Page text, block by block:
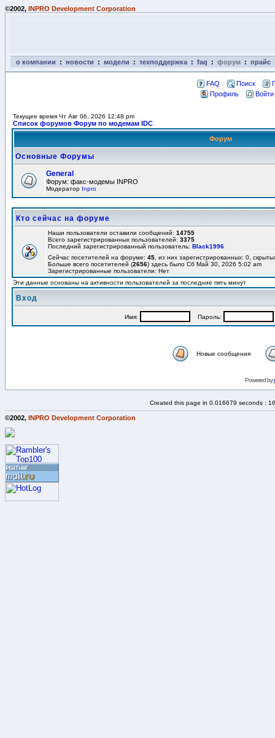
©2002, INPRO Development Corporation
о компании : новости : модели : техподдержка : faq : форум : прайс
FAQ Поиск
Профиль
Текущее время Чт Авг 06, 2026 12:48 pm
Список форумов Форум по модемам IDC
Форум
Основные Форумы
General
Форум: факс-модемы INPRO
Модератор Inpro
Кто сейчас на форуме
Наши пользователи оставили сообщений: 14755
Всего зарегистрированных пользователей: 3375
Последний зарегистрированный пользователь: Black1996
Сейчас посетителей на форуме: 45 , из них зарегистрированных: 0,
Больше всего посетителей (2656) здесь было Сб Май 30, 2026 5:02 am
Зарегистрированные пользователи: Нет
Эти данные основаны на активности пользователей за последние пять минут
Вход
Имя: Пароль:
Новые сообщения
Powered by
Created this page in 0.016679 seconds :
©2002, INPRO Development Corporation